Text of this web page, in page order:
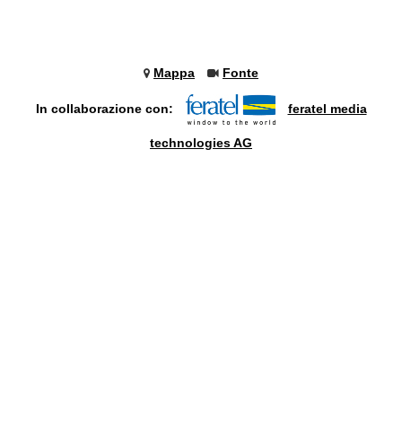
Mappa Fonte
In collaborazione con: feratel media
technologies AG